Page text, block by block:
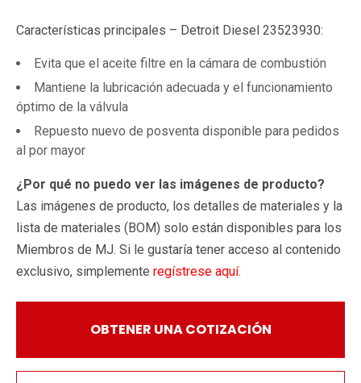
Características principales – Detroit Diesel 23523930:
Evita que el aceite filtre en la cámara de combustión
Mantiene la lubricación adecuada y el funcionamiento
óptimo de la válvula
Repuesto nuevo de posventa disponible para pedidos
al por mayor
¿Por qué no puedo ver las imágenes de producto?
Las imágenes de producto, los detalles de materiales y la
lista de materiales (BOM) solo están disponibles para los
Miembros de MJ. Si le gustaría tener acceso al contenido
exclusivo, simplemente regístrese aquí.
OBTENER UNA COTIZACIÓN